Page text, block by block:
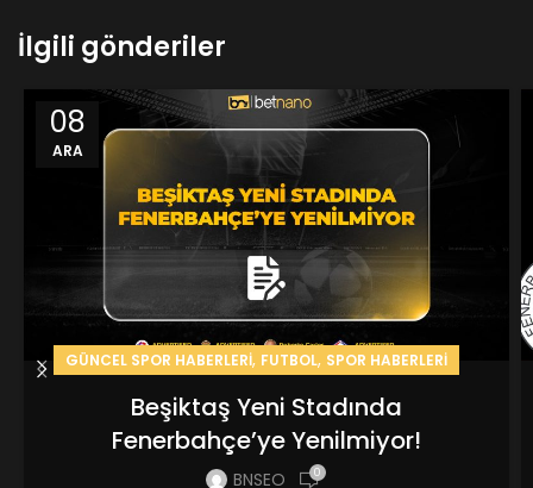
İlgili gönderiler
08
ARA
GÜNCEL SPOR HABERLERİ, FUTBOL, SPOR HABERLERI
Beşiktaş Yeni Stadında
Fenerbahçe’ye Yenilmiyor!
BNSEO 0